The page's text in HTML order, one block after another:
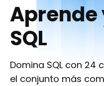
SQL
Domina SQL con 24
el conjunto más